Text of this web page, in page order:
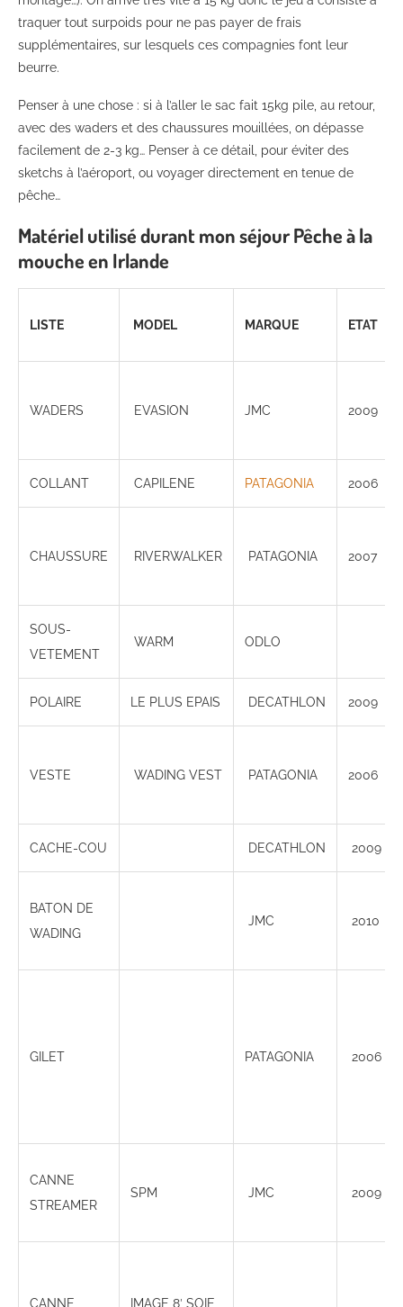
traquer tout surpoids pour ne pas payer de frais
supplémentaires, sur lesquels ces compagnies font leur
beurre.
Penser à une chose : si à l’aller le sac fait 15kg pile, au retour,
avec des waders et des chaussures mouillées, on dépasse
facilement de 2-3 kg… Penser à ce détail, pour éviter des
sketchs à l’aéroport, ou voyager directement en tenue de
pêche…
Matériel utilisé durant mon séjour Pêche à la
mouche en Irlande
LISTE MODEL MARQUE ETAT
WADERS EVASION JMC 2009
COLLANT CAPILENE PATAGONIA 2006
CHAUSSURE RIVERWALKER PATAGONIA 2007
SOUS-
VETEMENT
WARM ODLO
POLAIRE LE PLUS EPAIS DECATHLON 2009
VESTE WADING VEST PATAGONIA 2006
CACHE-COU DECATHLON 2009
BATON DE
WADING
JMC 2010
GILET PATAGONIA 2006
CANNE
STREAMER
SPM JMC 2009
CANNE IMAGE 8′ SOIE